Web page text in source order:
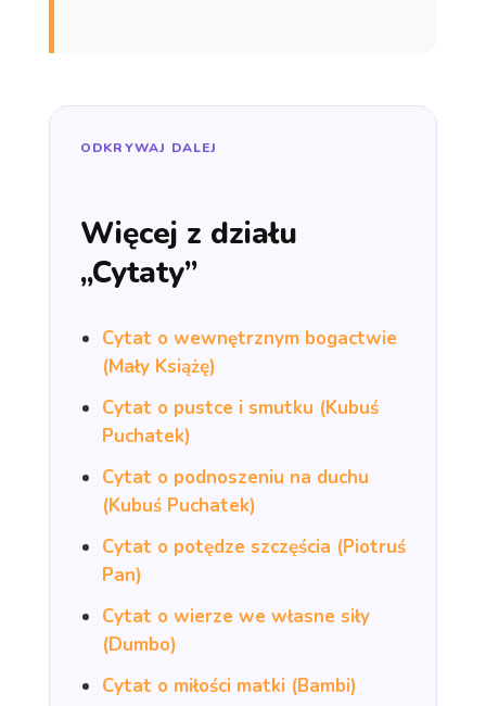
ODKRYWAJ DALEJ
Więcej z działu
„Cytaty”
Cytat o wewnętrznym bogactwie
(Mały Książę)
Cytat o pustce i smutku (Kubuś
Puchatek)
Cytat o podnoszeniu na duchu
(Kubuś Puchatek)
Cytat o potędze szczęścia (Piotruś
Pan)
Cytat o wierze we własne siły
(Dumbo)
Cytat o miłości matki (Bambi)